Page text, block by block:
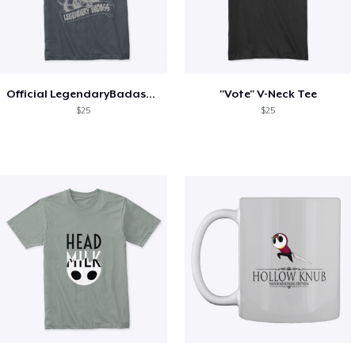
Official LegendaryBadass T-Shirt
$25
"Vote" V-Neck Tee
$25